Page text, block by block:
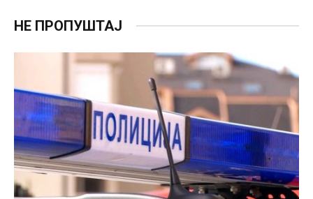
НЕ ПРОПУШТАЈ